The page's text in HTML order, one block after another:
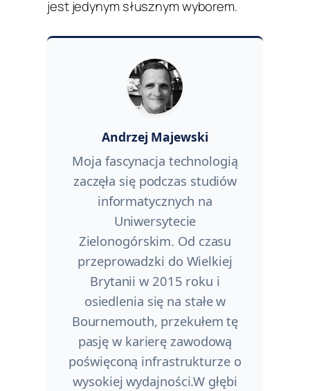
jest jedynym słusznym wyborem.
Andrzej Majewski
Moja fascynacja technologią
zaczęła się podczas studiów
informatycznych na
Uniwersytecie
Zielonogórskim. Od czasu
przeprowadzki do Wielkiej
Brytanii w 2015 roku i
osiedlenia się na stałe w
Bournemouth, przekułem tę
pasję w karierę zawodową
poświęconą infrastrukturze o
wysokiej wydajności.W głębi